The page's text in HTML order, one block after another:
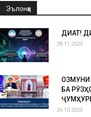
Эълонҳо
ДИҚҚАТ!
28.11.2025
БА
24.10.2025